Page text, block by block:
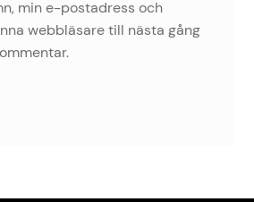
min e-postadress och
webbläsare till nästa gång